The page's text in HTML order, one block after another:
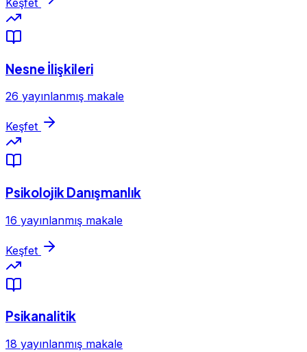
Nesne İlişkileri
26 yayınlanmış makale
Keşfet
Psikolojik Danışmanlık
16 yayınlanmış makale
Keşfet
Psikanalitik
18 yayınlanmış makale